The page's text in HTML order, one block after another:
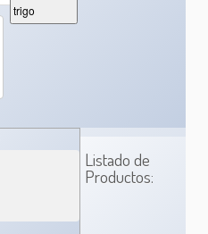
trigo
Listado de
Productos: